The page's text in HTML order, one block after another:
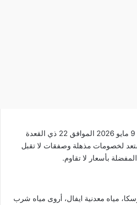
عروض لولو الرياض اليوم 9 مايو 2026 الموافق 22 ذي القعدة
مذهلة وصفقات لا تقبل
بأسعار لا تقاوم.
مياه معدنية ايفال، أروى مياه شرب